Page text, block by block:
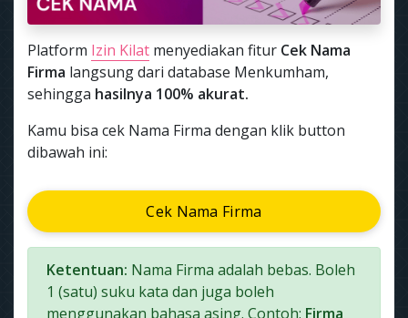
Platform Izin Kilat menyediakan fitur Cek Nama
Firma langsung dari database Menkumham,
sehingga hasilnya 100% akurat.
Kamu bisa cek Nama Firma dengan klik button
dibawah ini:
Cek Nama Firma
Ketentuan: Nama Firma adalah bebas. Boleh
1 (satu) suku kata dan juga boleh
menggunakan bahasa asing. Contoh: Firma